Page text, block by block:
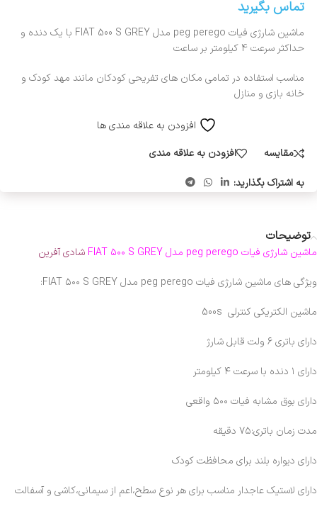
تماس بگیرید
ماشین شارژی فیات peg perego مدل FIAT 500 S GREY با یک دنده و
حداکثر سرعت 4 کیلومتر بر ساعت
مناسب استفاده در تمامی مکان های تفریحی کودکان مانند مهد کودک و
خانه بازی و منازل
افزودن به علاقه مندی ها
مقایسه
افزودن به علاقه مندی
به اشتراک بگذارید:
توضیحات
ماشین شارژی فیات peg perego مدل FIAT ۵۰۰ S GREY
شادی آفرین
ویژگی های ماشین شارژی فیات
ماشین الکتریکی کنترلی 500s
دارای باتری ۶ ولت قابل شارژ
دارای ۱ دنده با سرعت ۴ کیلومتر
دارای بوق مشابه فیات ۵۰۰ واقعی
مدت زمان باتری:۷۵ دقیقه
دارای دیواره بلند برای محافظت کودک
دارای لاستیک عاجدار مناسب برای هر نوع سطح،اعم از سیمانی،کاشی و آسفالت